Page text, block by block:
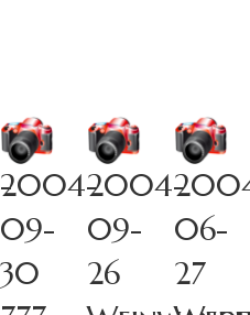
2004-
09-
30
2004-
09-
26
06-
27